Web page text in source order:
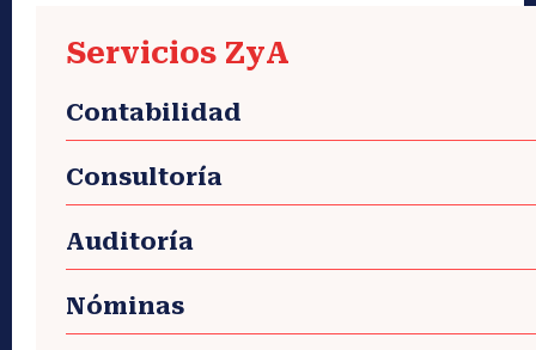
Servicios ZyA
Contabilidad
Consultoría
Auditoría
Nóminas